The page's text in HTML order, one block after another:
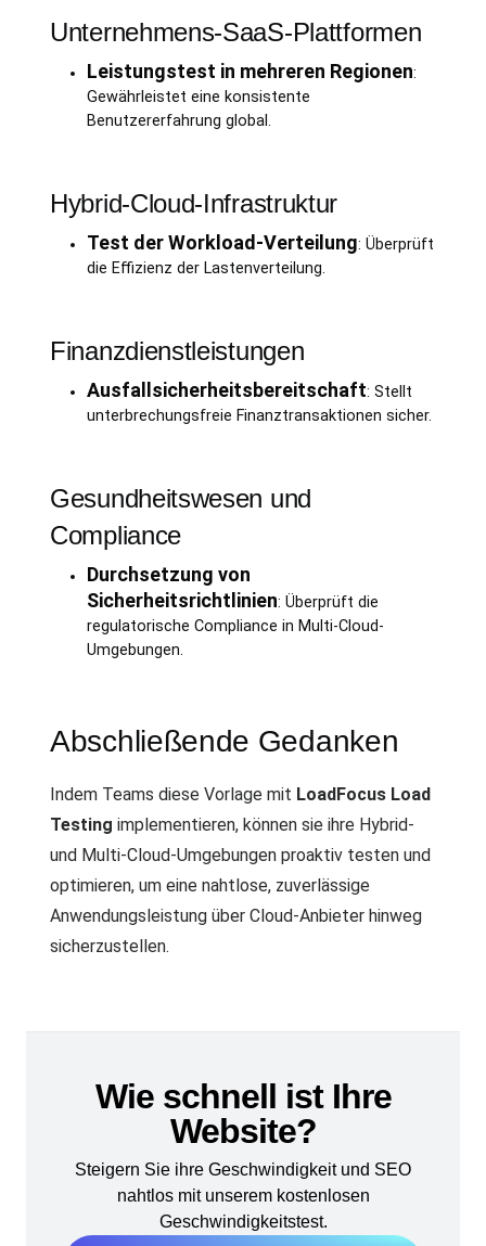
Unternehmens-SaaS-Plattformen
Leistungstest in mehreren Regionen:
Gewährleistet eine konsistente
Benutzererfahrung global.
Hybrid-Cloud-Infrastruktur
Test der Workload-Verteilung: Überprüft
die Effizienz der Lastenverteilung.
Finanzdienstleistungen
Ausfallsicherheitsbereitschaft: Stellt
unterbrechungsfreie Finanztransaktionen sicher.
Gesundheitswesen und
Compliance
Durchsetzung von
Sicherheitsrichtlinien: Überprüft die
regulatorische Compliance in Multi-Cloud-
Umgebungen.
Abschließende Gedanken
Indem Teams diese Vorlage mit LoadFocus Load
Testing implementieren, können sie ihre Hybrid-
und Multi-Cloud-Umgebungen proaktiv testen und
optimieren, um eine nahtlose, zuverlässige
Anwendungsleistung über Cloud-Anbieter hinweg
sicherzustellen.
Wie schnell ist Ihre
Website?
Steigern Sie ihre Geschwindigkeit und SEO
nahtlos mit unserem kostenlosen
Geschwindigkeitstest.